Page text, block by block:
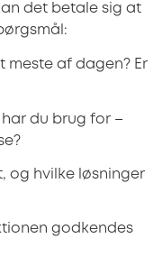
det betale sig at
meste af dagen? Er
du brug for –
og hvilke løsninger
godkendes